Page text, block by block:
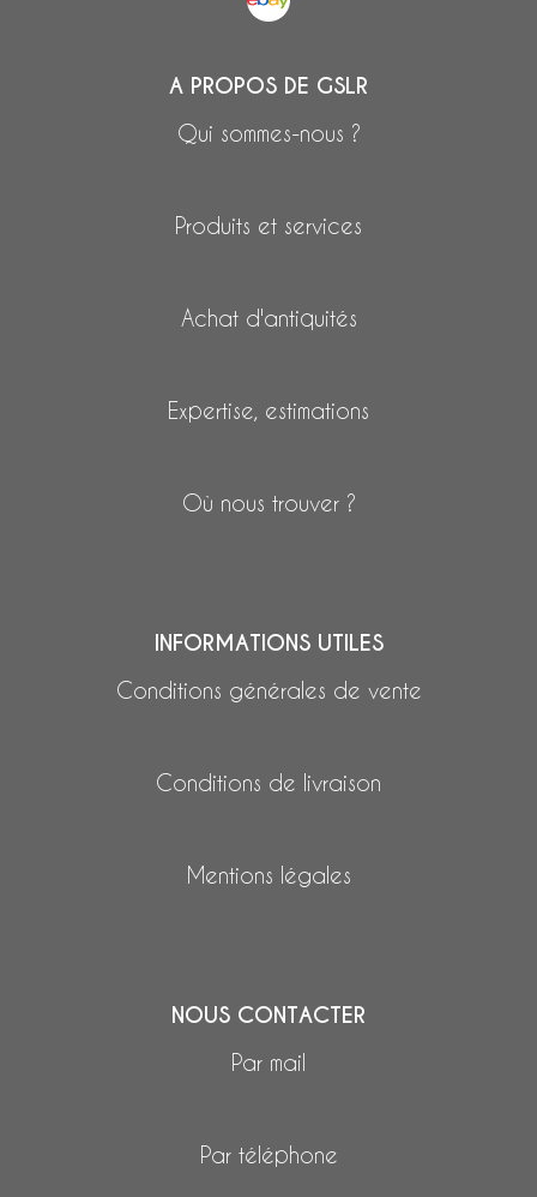
A PROPOS DE GSLR
Qui sommes-nous ?
Produits et services
Achat d'antiquités
Expertise, estimations
Où nous trouver ?
INFORMATIONS UTILES
Conditions générales de vente
Conditions de livraison
Mentions légales
NOUS CONTACTER
Par mail
Par téléphone